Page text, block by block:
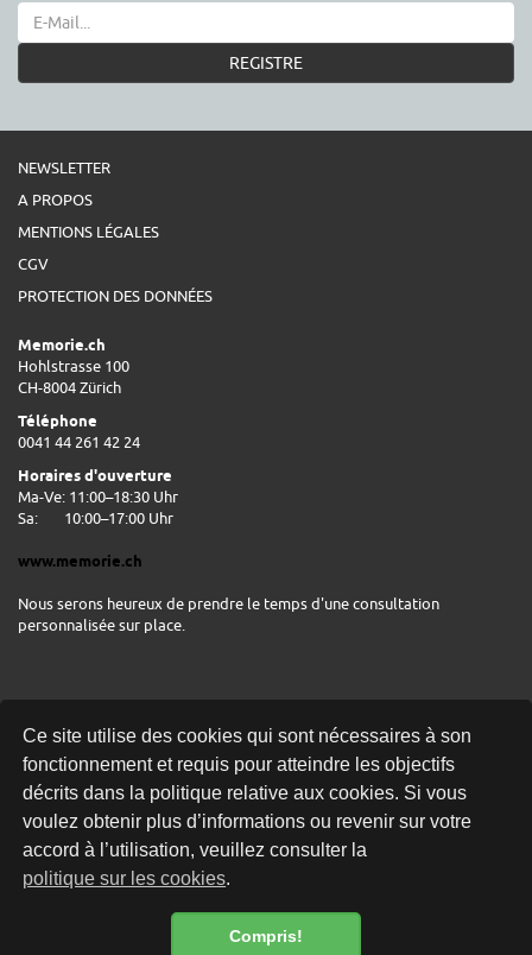
Ce site utilise des cookies qui sont nécessaires à son
fonctionnement et requis pour atteindre les objectifs
décrits dans la politique relative aux cookies. Si vous
voulez obtenir plus d’informations ou revenir sur votre
accord à l’utilisation, veuillez consulter la
politique sur les cookies.
Compris!
REGISTRE
NEWSLETTER
A PROPOS
MENTIONS LÉGALES
CGV
PROTECTION DES DONNÉES
Memorie.ch
Hohlstrasse 100
CH-8004 Zürich
Téléphone
0041 44 261 42 24
Horaires d'ouverture
Ma-Ve: 11:00–18:30 Uhr
Sa:
10:00–17:00 Uhr
www.memorie.ch
Nous serons heureux de prendre le temps d'une consultation
personnalisée sur place.
LIVRAISON GRATUITE